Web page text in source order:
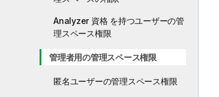
Analyzer 資格 を持つユーザーの管
理スペース権限
管理者用の管理スペース権限
匿名ユーザーの管理スペース権限